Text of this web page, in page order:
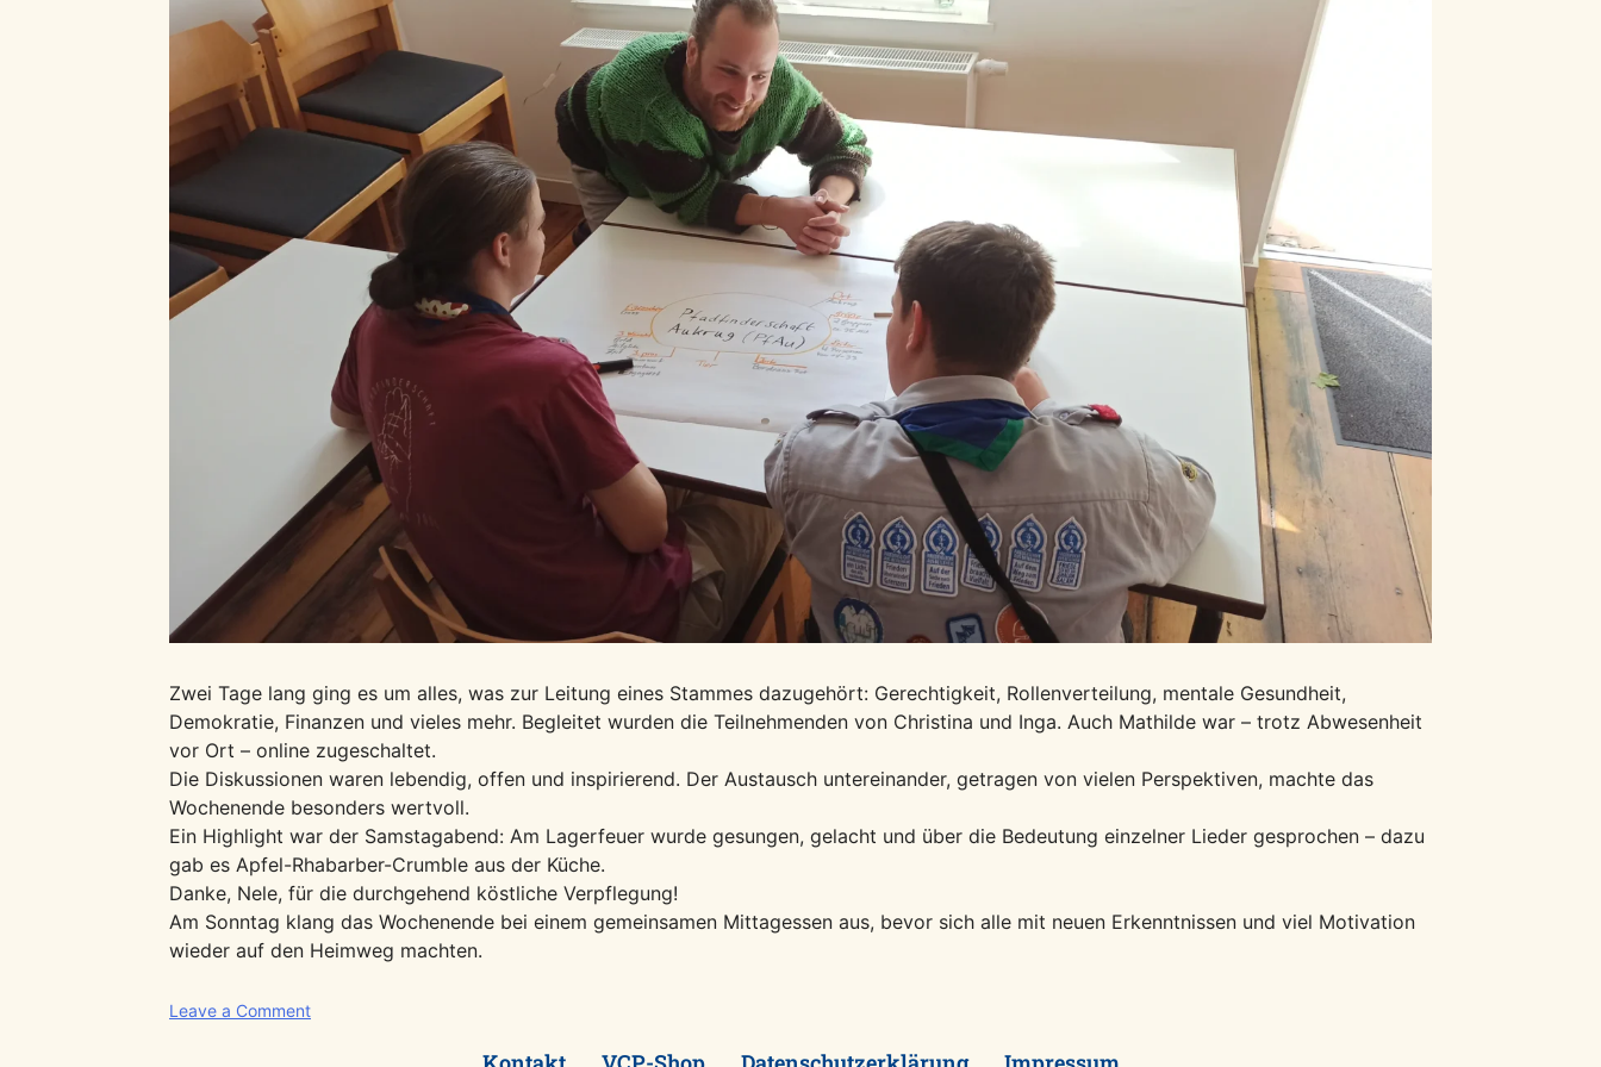
Zwei Tage lang ging es um alles, was zur Leitung eines Stammes dazugehört: Gerechtigkeit, Rollenverteilung, mentale Gesundheit,
Demokratie, Finanzen und vieles mehr. Begleitet wurden die Teilnehmenden von Christina und Inga. Auch Mathilde war – trotz Abwesenheit
vor Ort – online zugeschaltet.
Die Diskussionen waren lebendig, offen und inspirierend. Der Austausch untereinander, getragen von vielen Perspektiven, machte das
Wochenende besonders wertvoll.
Ein Highlight war der Samstagabend: Am Lagerfeuer wurde gesungen, gelacht und über die Bedeutung einzelner Lieder gesprochen – dazu
gab es Apfel-Rhabarber-Crumble aus der Küche.
Danke, Nele, für die durchgehend köstliche Verpflegung!
Am Sonntag klang das Wochenende bei einem gemeinsamen Mittagessen aus, bevor sich alle mit neuen Erkenntnissen und viel Motivation
wieder auf den Heimweg machten.
Leave a Commenton